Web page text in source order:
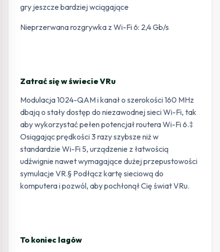
gry jeszcze bardziej wciągające
Nieprzerwana rozgrywka z Wi-Fi 6: 2,4 Gb/s
Zatrać się w świecie VRu
Modulacja 1024-QAM i kanał o szerokości 160 MHz
dbają o stały dostęp do niezawodnej sieci Wi-Fi, tak
aby wykorzystać pełen potencjał routera Wi-Fi 6.‡
Osiągając prędkości 3 razy szybsze niż w
standardzie Wi-Fi 5, urządzenie z łatwością
udźwignie nawet wymagające dużej przepustowości
symulacje VR.§ Podłącz kartę sieciową do
komputera i pozwól, aby pochłonął Cię świat VRu.
To koniec lagów